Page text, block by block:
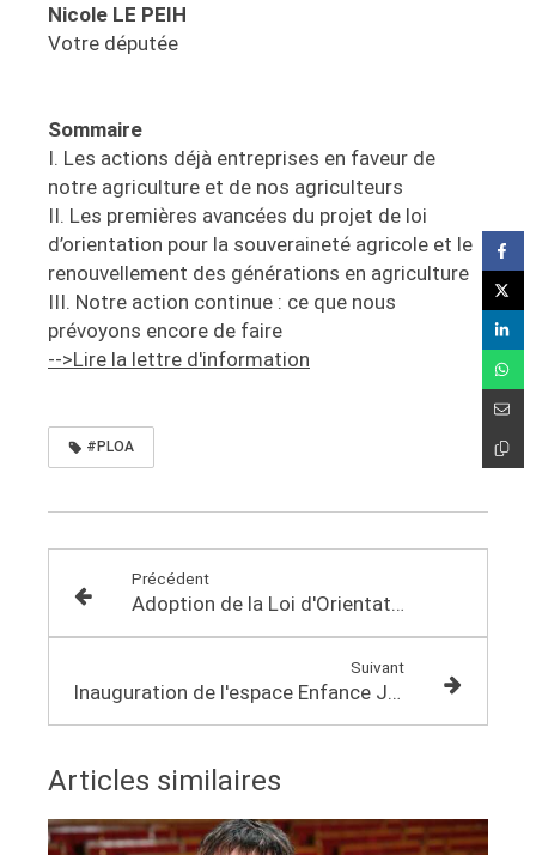
Nicole LE PEIH
Votre députée
Sommaire
I. Les actions déjà entreprises en faveur de
notre agriculture et de nos agriculteurs
II. Les premières avancées du projet de loi
d’orientation pour la souveraineté agricole et le
renouvellement des générations en agriculture
III. Notre action continue : ce que nous
prévoyons encore de faire
-->Lire la lettre d'information
#PLOA
Précédent
Adoption de la Loi d'Orientation Agricole !
Suivant
Inauguration de l'espace Enfance Jeunesse à Evellys
Articles similaires